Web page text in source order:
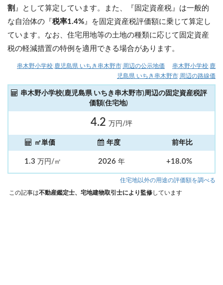
割 』として算定しています。また、『固定資産税』は一般的
な自治体の『税率1.4% 』を固定資産税評価額に乗じて算定し
ています。なお、住宅用地等の土地の種類に応じて固定資産
税の軽減措置の特例を適用できる場合があります。
串木野小学校(鹿児島県 いちき串木野市)周辺の公示地価
串木野小学校(鹿
児島県 いちき串木野市)周辺の路線価
串木野小学校(鹿児島県 いちき串木野市)周辺の固定資産税評
価額(住宅地)
4.2 万円/坪
㎡単価 年度 前年比
1.3 万円/㎡ 2026 年 +18.0%
住宅地以外の用途の評価額を調べる
この記事は不動産鑑定士、宅地建物取引士により監修しています